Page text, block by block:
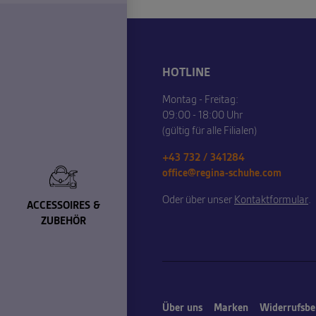
ACCESSOIRES &
ZUBEHÖR
HOTLINE
Montag - Freitag:
09:00 - 18:00 Uhr
(gültig für alle Filialen)
+43 732 / 341284
office@regina-schuhe.com
Oder über unser Kontaktformular.
Über uns Marken